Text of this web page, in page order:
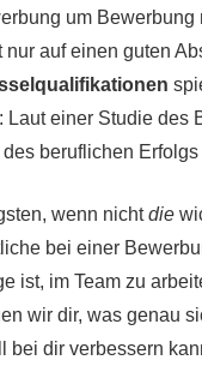
um
auf einen guten
einer Studie des
beruflichen Erfolgs
wenn nichtdie
bei einer
ist, im Team zu
wir dir, was genau
dir verbessern